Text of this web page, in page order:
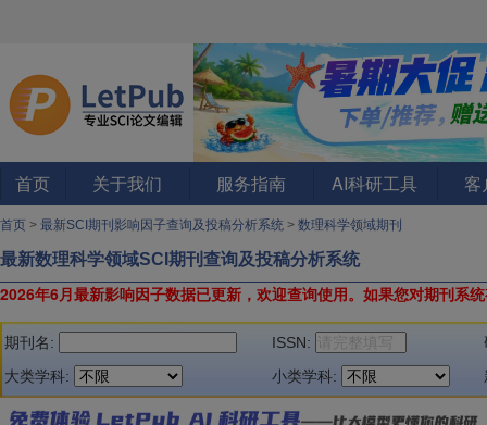
首页 关于我们 服务指南 AI科研工具 客
首页 > 最新SCI期刊影响因子查询及投稿分析系统 > 数理科学领域期刊
最新数理科学领域SCI期刊查询及投稿分析系统
2026年6月最新影响因子数据已更新，欢迎查询使用。 如果您对期刊系
期刊名: ISSN:
大类学科:
小类学科: